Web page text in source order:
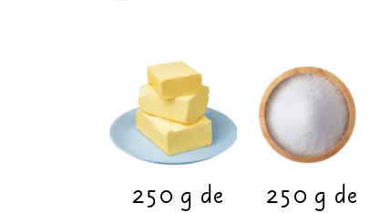
250 g de
250 g de